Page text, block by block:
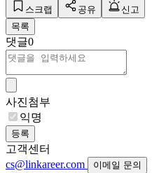
스크랩 공유
신고
목록
댓글0
사진첨부
익명
등록
고객센터
cs@linkareer.com
이메일 문의